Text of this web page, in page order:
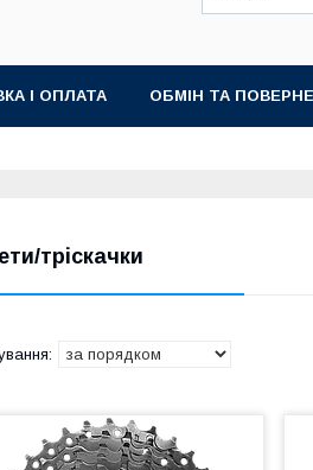
І ОПЛАТА ОБМІН ТА
тріскачки